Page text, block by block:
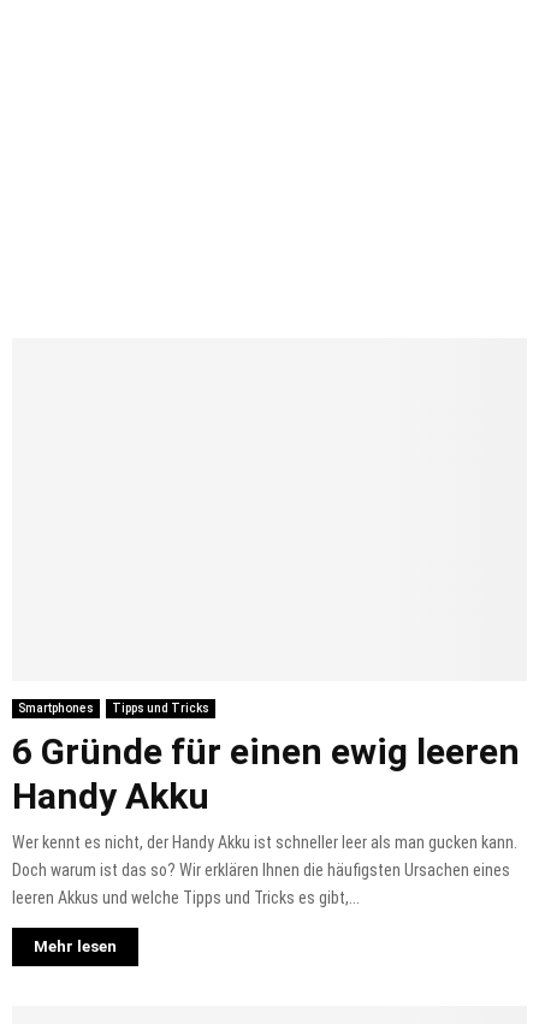
Smartphones Tipps und Tricks
6 Gründe für einen ewig leeren
Handy Akku
Wer kennt es nicht, der Handy Akku ist schneller leer als man gucken kann.
Doch warum ist das so? Wir erklären Ihnen die häufigsten Ursachen eines
leeren Akkus und welche Tipps und Tricks es gibt,...
Mehr lesen